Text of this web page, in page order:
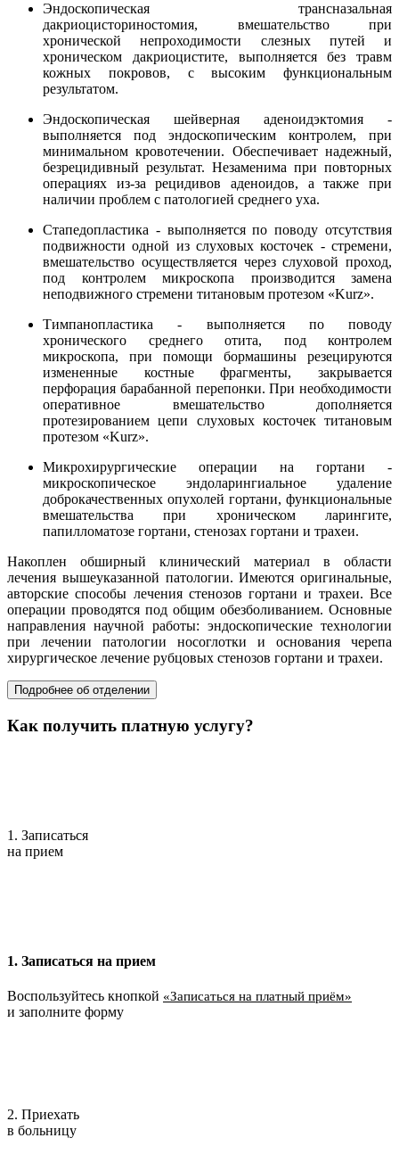
Эндоскопическая трансназальная
дакриоцисториностомия, вмешательство при
хронической непроходимости слезных путей и
хроническом дакриоцистите, выполняется без травм
кожных покровов, с высоким функциональным
результатом.
Эндоскопическая шейверная аденоидэктомия -
выполняется под эндоскопическим контролем, при
минимальном кровотечении. Обеспечивает надежный,
безрецидивный результат. Незаменима при повторных
операциях из-за рецидивов аденоидов, а также при
наличии проблем с патологией среднего уха.
Стапедопластика - выполняется по поводу отсутствия
подвижности одной из слуховых косточек - стремени,
вмешательство осуществляется через слуховой проход,
под контролем микроскопа производится замена
неподвижного стремени титановым протезом «Kurz».
Тимпанопластика - выполняется по поводу
хронического среднего отита, под контролем
микроскопа, при помощи бормашины резецируются
измененные костные фрагменты, закрывается
перфорация барабанной перепонки. При необходимости
оперативное вмешательство дополняется
протезированием цепи слуховых косточек титановым
протезом «Kurz».
Микрохирургические операции на гортани -
микроскопическое эндоларингиальное удаление
доброкачественных опухолей гортани, функциональные
вмешательства при хроническом ларингите,
папилломатозе гортани, стенозах гортани и трахеи.
Накоплен обширный клинический материал в области
лечения вышеуказанной патологии. Имеются оригинальные,
авторские способы лечения стенозов гортани и трахеи. Все
операции проводятся под общим обезболиванием. Основные
направления научной работы: эндоскопические технологии
при лечении патологии носоглотки и основания черепа
хирургическое лечение рубцовых стенозов гортани и трахеи.
Подробнее об отделении
Как получить платную услугу?
1. Записаться
на прием
1. Записаться на прием
Воспользуйтесь кнопкой «Записаться на платный приём»
и заполните форму
2. Приехать
в больницу